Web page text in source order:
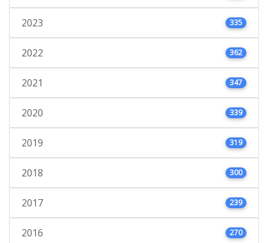
2023 335
2022 362
2021 347
2020 339
2019 319
2018 300
2017 239
2016 270